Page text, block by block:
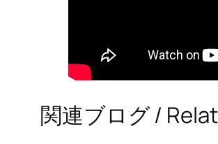
関連ブログ /